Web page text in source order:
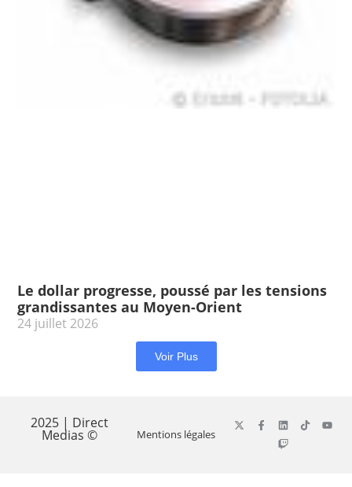
Le dollar progresse, poussé par les tensions
grandissantes au Moyen-Orient
24 juillet 2026
Voir Plus
2025 | Direct
Medias © Mentions légales